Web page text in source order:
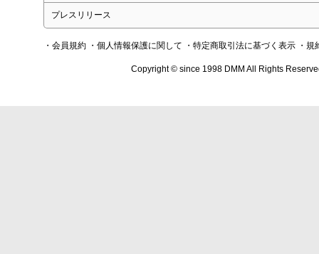
プレスリリース
・会員規約 ・個人情報保護に関して ・特定商取引法に基づく表示 ・規
Copyright © since 1998 DMM All Rights